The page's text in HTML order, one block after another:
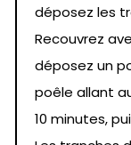
déposez les
Recouvrez
déposez un
poêle allant
10 minutes,